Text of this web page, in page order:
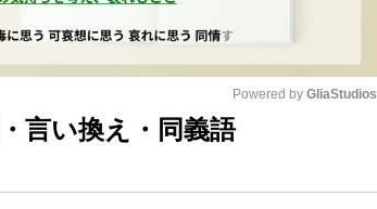
Powered by GliaStudios
言い換え・同義語